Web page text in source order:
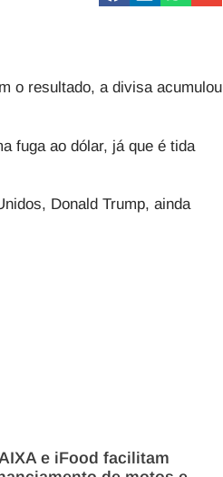
o resultado, a divisa acumulou
fuga ao dólar, já que é tida
Donald Trump, ainda
e iFood facilitam